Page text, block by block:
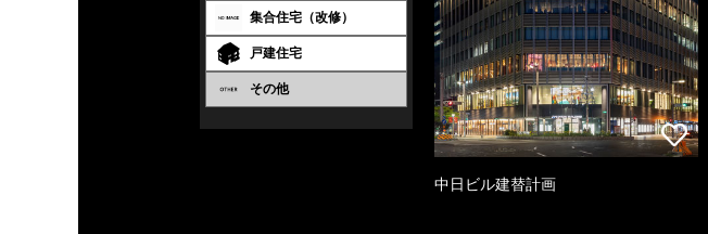
集合住宅（改修）
戸建住宅
その他
中日ビル建替計画